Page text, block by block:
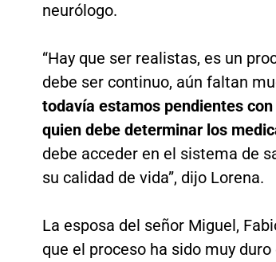
neurólogo.
“Hay que ser realistas, es un
debe ser continuo, aún faltan
todavía estamos pendientes
quien debe determinar los
debe acceder en el sistema de
su calidad de vida”, dijo Lorena.
La esposa del señor Miguel,
que el proceso ha sido muy